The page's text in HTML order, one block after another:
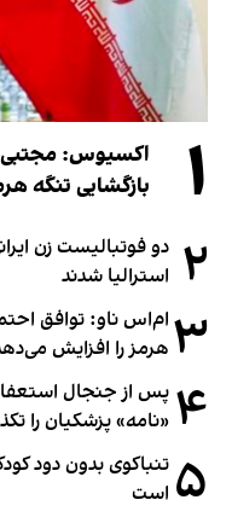
۱
اکسیوس: مجتبی
بازگشایی تنگه
۲ استرالیا شدند
۳ ام‌اس ناو: توافق
هرمز را افزایش
۴ پس از جنجال
«نامه» پزشکیان را
۵ تنباکوی بدون دود
است